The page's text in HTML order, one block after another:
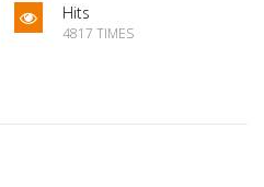
Hits
4817 TIMES